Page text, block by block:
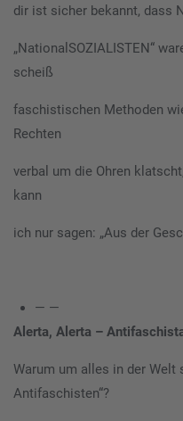
dir ist sicher bekannt, dass
„NationalSOZIALISTEN“
scheiß
faschistischen Methoden
Rechten
verbal um die Ohren
kann
ich nur sagen: „Aus der
— —
Alerta, Alerta –
Warum um alles in der
Antifaschisten“?